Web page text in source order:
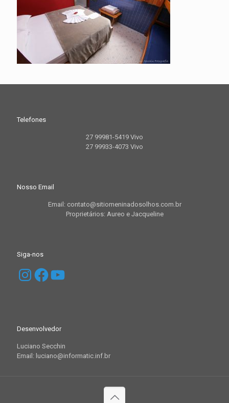
Telefones
27 99981-5419 Vivo
27 99933-4073 Vivo
Nosso Email
Email: contato@sitiomeninadosolhos.com.br
Proprietários: Aureo e Jacqueline
Siga-nos
InstagramFacebook
YouTube
Desenvolvedor
Luciano Secchin
Email: luciano@informatic.inf.br